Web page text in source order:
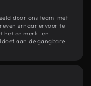
door ons team, met
ernaar ervoor te
het de merk- en
aan de gangbare